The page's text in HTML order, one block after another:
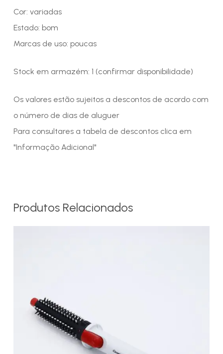
Cor: variadas
Estado: bom
Marcas de uso: poucas
Stock em armazém: 1 (confirmar disponibilidade)
Os valores estão sujeitos a descontos de acordo com
o número de dias de aluguer
Para consultares a tabela de descontos clica em
"Informação Adicional"
Produtos Relacionados